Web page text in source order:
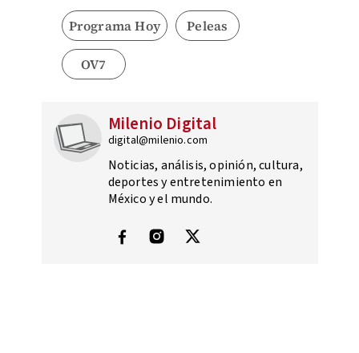
Programa Hoy Peleas
OV7
Milenio Digital
digital@milenio.com
Noticias, análisis, opinión, cultura,
deportes y entretenimiento en
México y el mundo.